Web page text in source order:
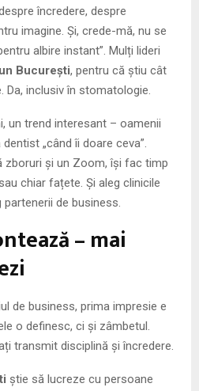
încredere, despre
imagine. Și, crede-mă, nu se
albire instant”. Mulți lideri
București, pentru că știu cât
Da, inclusiv în stomatologie.
un trend interesant – oamenii
„când îi doare ceva”.
zboruri și un Zoom, își fac timp
chiar fațete. Și aleg clinicile
de business.
– mai
de business, prima impresie e
o definesc, ci și zâmbetul.
transmit disciplină și încredere.
știe să lucreze cu persoane